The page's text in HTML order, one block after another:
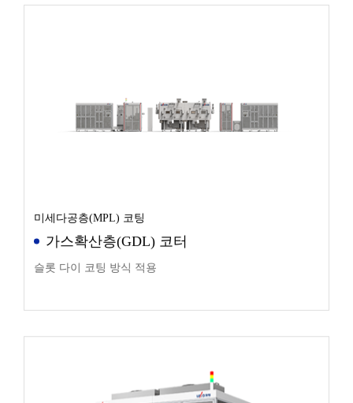
미세다공층(MPL) 코팅
가스확산층(GDL) 코터
슬롯 다이 코팅 방식 적용